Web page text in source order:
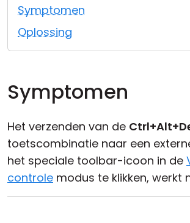
Symptomen
Oplossing
Symptomen
Het verzenden van de
toetscombinatie naar een
het speciale toolbar-icoon in de
controle modus te klikken, werkt
Cloud & On-Premise